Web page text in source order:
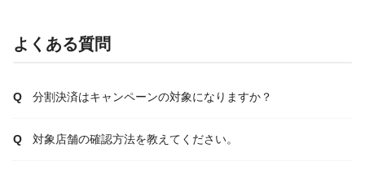
よくある質問
分割決済はキャンペーンの対象になりますか？
対象店舗の確認方法を教えてください。